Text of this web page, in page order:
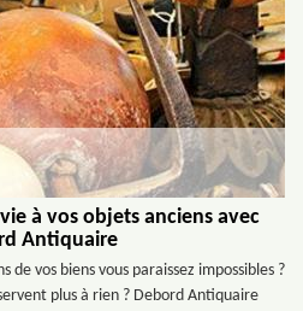
à vos objets anciens avec
Antiquaire
de vos biens vous paraissez impossibles ?
plus à rien ? Debord Antiquaire